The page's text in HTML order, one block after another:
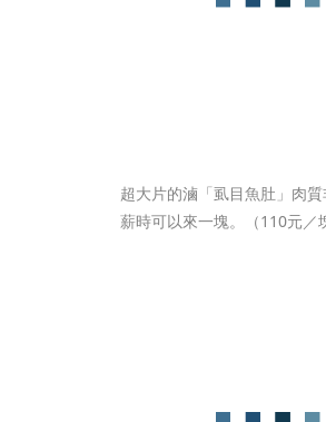
超大片的滷「虱目魚肚」肉
薪時可以來一塊。（110元／